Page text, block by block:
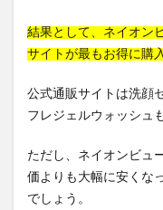
結果として、ネイオン
サイトが最もお得に購
公式通販サイトは洗顔
フレジェルウォッシュ
ただし、ネイオンビュ
価よりも大幅に安くな
でしょう。